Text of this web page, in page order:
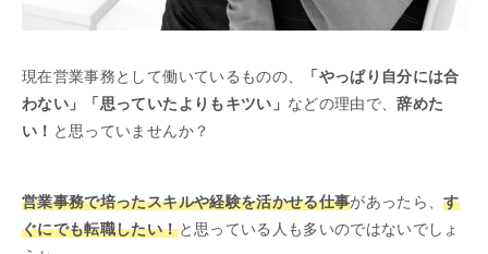
現在営業事務として働いているものの、
「やっぱり自分には合
わない」「思っていたよりもキツい」 などの理由で、辞めた
い！ と思っていませんか？
営業事務で培ったスキルや経験を活かせる仕事があったら、す
ぐにでも転職したい！と思っている人も多いのではないでしょ